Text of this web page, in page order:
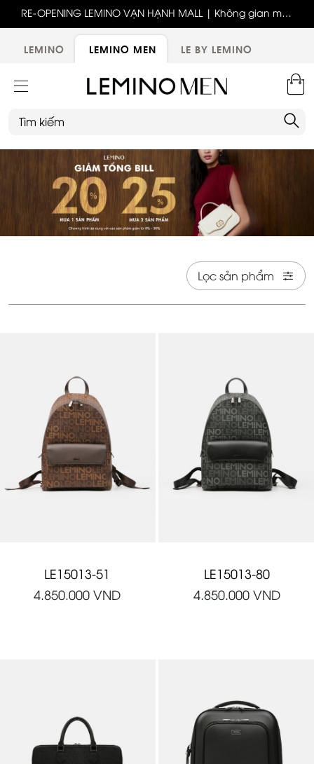
RE-OPENING LEMINO VẠN HẠNH MALL | Không gian mới,
trải nghiệm mới, ưu đãi tri ân đặc biệt
LEMINO
LEMINO MEN LE BY LEMINO
Lọc sản phẩm
LE15013-51
4.850.000 VND
LE15013-80
4.850.000 VND